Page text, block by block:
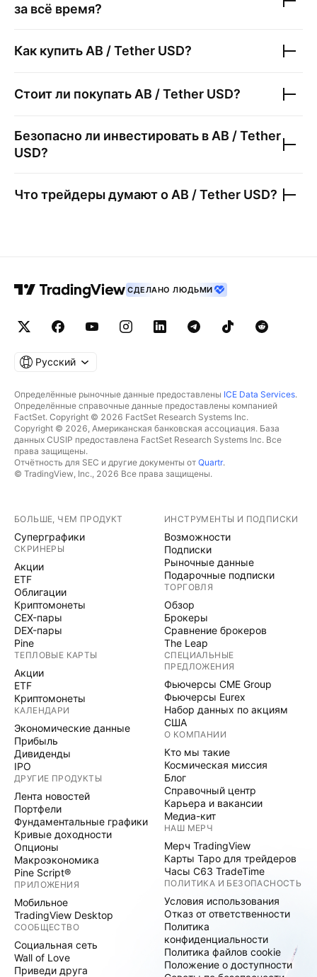
за всё время?
Как купить AB / Tether USD?
Стоит ли покупать AB / Tether USD?
Безопасно ли инвестировать в AB / Tether
USD?
Что трейдеры думают о AB / Tether USD?
СДЕЛАНО ЛЮДЬМИ
Русский
Определённые рыночные данные предоставлены ICE Data Services.
Определённые справочные данные предоставлены компанией
FactSet. Copyright © 2026 FactSet Research Systems Inc.
Copyright © 2026, Американская банковская ассоциация. База
данных CUSIP предоставлена FactSet Research Systems Inc. Все
права защищены.
Отчётность для SEC и другие документы от Quartr.
© TradingView, Inc., 2026 Все права защищены.
БОЛЬШЕ, ЧЕМ ПРОДУКТ
Суперграфики
СКРИНЕРЫ
Акции
ETF
Облигации
Криптомонеты
CEX-пары
DEX-пары
Pine
ТЕПЛОВЫЕ КАРТЫ
Акции
ETF
Криптомонеты
КАЛЕНДАРИ
Экономические данные
Прибыль
Дивиденды
IPO
ДРУГИЕ ПРОДУКТЫ
Лента новостей
Портфели
Фундаментальные графики
Кривые доходности
Опционы
Макроэкономика
Pine Script®
ПРИЛОЖЕНИЯ
Мобильное
TradingView Desktop
СООБЩЕСТВО
Социальная сеть
Wall of Love
Приведи друга
ИНСТРУМЕНТЫ И ПОДПИСКИ
Возможности
Подписки
Рыночные данные
Подарочные подписки
ТОРГОВЛЯ
Обзор
Брокеры
Сравнение брокеров
The Leap
СПЕЦИАЛЬНЫЕ
ПРЕДЛОЖЕНИЯ
Фьючерсы CME Group
Фьючерсы Eurex
Набор данных по акциям
США
О КОМПАНИИ
Кто мы такие
Космическая миссия
Блог
Справочный центр
Карьера и вакансии
Медиа-кит
НАШ МЕРЧ
Мерч TradingView
Карты Таро для трейдеров
Часы C63 TradeTime
ПОЛИТИКА И БЕЗОПАСНОСТЬ
Условия использования
Отказ от ответственности
Политика
конфиденциальности
Политика файлов cookie
Положение о доступности